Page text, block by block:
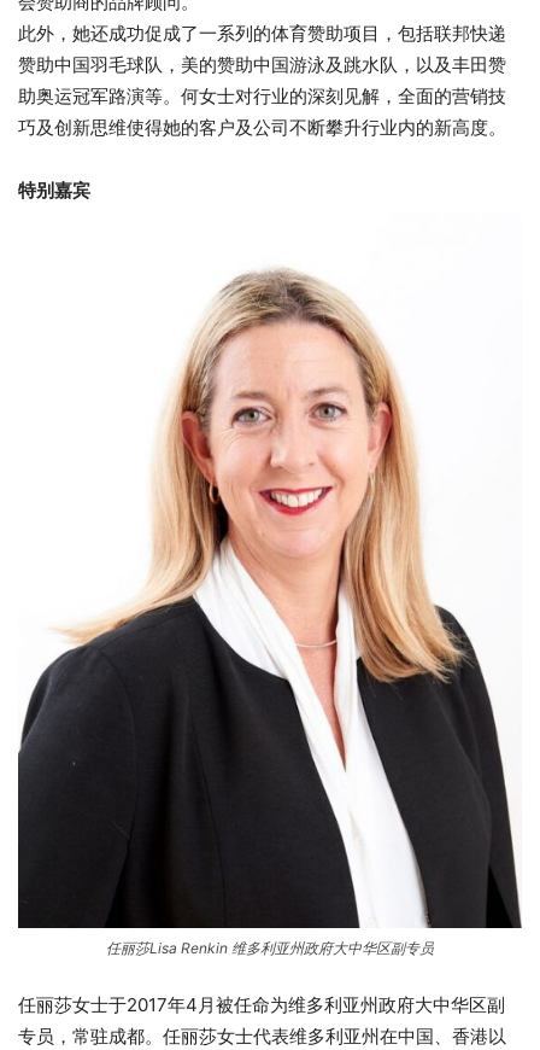
此外，她还成功促成了一系列的体育赞助项目，包括联邦快递
赞助中国羽毛球队，美的赞助中国游泳及跳水队，以及丰田赞
助奥运冠军路演等。何女士对行业的深刻见解，全面的营销技
巧及创新思维使得她的客户及公司不断攀升行业内的新高度。
特别嘉宾
任丽莎Lisa Renkin 维多利亚州政府大中华区副专员
任丽莎女士于2017年4月被任命为维多利亚州政府大中华区副
专员，常驻成都。任丽莎女士代表维多利亚州在中国、香港以